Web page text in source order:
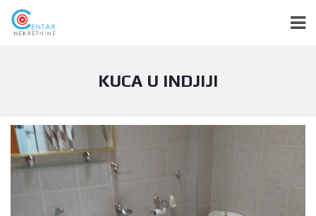
KUCA U INDJIJI